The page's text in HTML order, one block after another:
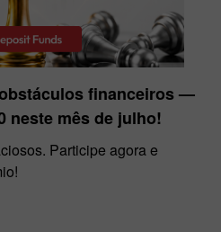
financeiros —
neste mês de julho!
Participe agora e